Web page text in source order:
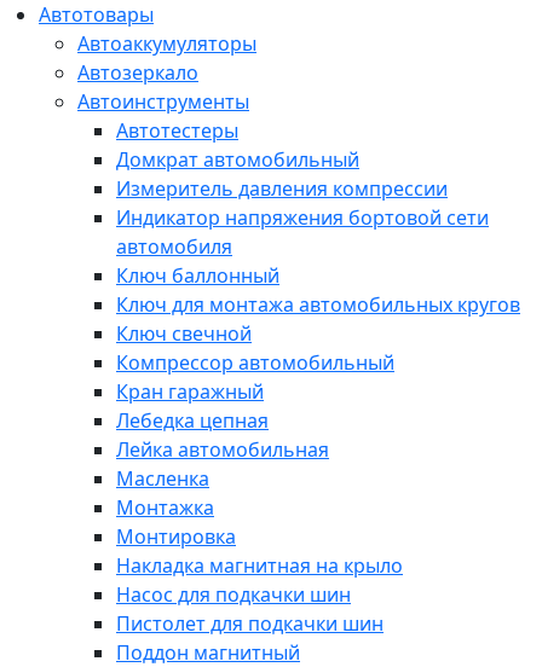
Автотовары
Автоаккумуляторы
Автозеркало
Автоинструменты
Автотестеры
Домкрат автомобильный
Измеритель давления компрессии
Индикатор напряжения бортовой сети
автомобиля
Ключ баллонный
Ключ для монтажа автомобильных кругов
Ключ свечной
Компрессор автомобильный
Кран гаражный
Лебедка цепная
Лейка автомобильная
Масленка
Монтажка
Монтировка
Накладка магнитная на крыло
Насос для подкачки шин
Пистолет для подкачки шин
Поддон магнитный